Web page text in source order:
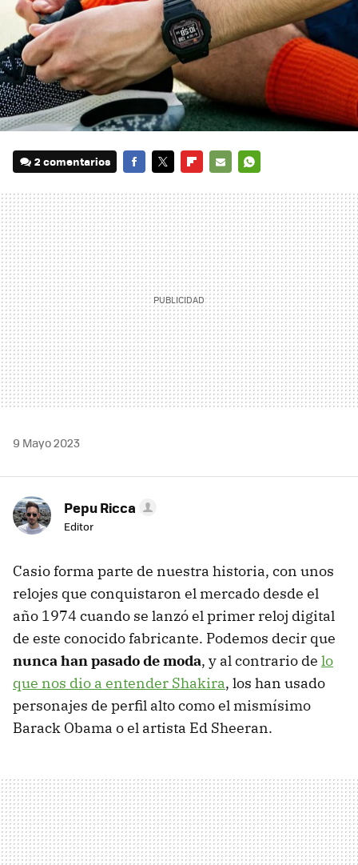
2 comentarios
MAIL
9 Mayo 2023
Pepu Ricca
Editor
Casio forma parte de nuestra historia, con unos
relojes que conquistaron el mercado desde el
año 1974 cuando se lanzó el primer reloj digital
de este conocido fabricante. Podemos decir que
nunca han pasado de moda, y al contrario de lo
que nos dio a entender Shakira, los han usado
personajes de perfil alto como el mismísimo
Barack Obama o el artista Ed Sheeran.